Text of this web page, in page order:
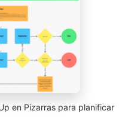
en Pizarras para planificar